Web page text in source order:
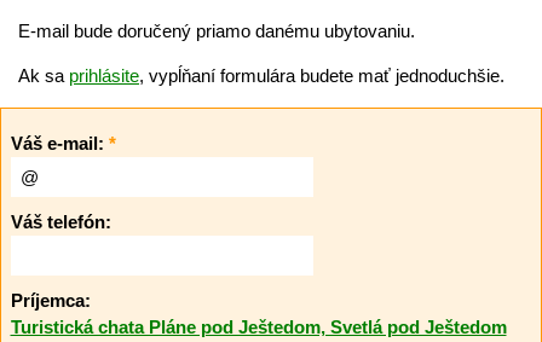
E-mail bude doručený priamo danému ubytovaniu.
Ak sa prihlásite, vypĺňaní formulára budete mať jednoduchšie.
Váš e-mail: *
Váš telefón:
Príjemca:
Turistická chata Pláne pod Ještedom, Svetlá pod Ještedom